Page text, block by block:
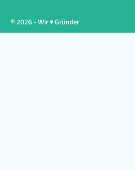
© 2026 - Wir ♥ Gründer